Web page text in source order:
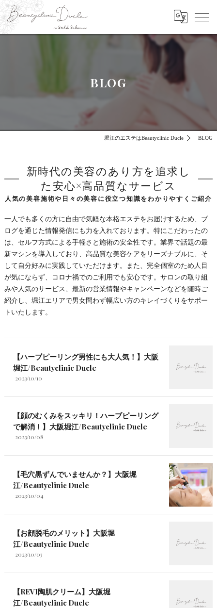
BLOG
堀江のエステはBeautyclinic Ducle BLOG
新時代の美容のあり方を追求し
た安心×高品質なサービス
人気の美容施術や日々の美容に役立つ知識をわかりやすくご紹介
一人でも多くの方に自由で気軽な本格エステをお届けするため、ブ
ログを通じた情報発信にも力を入れております。特にこだわったの
は、セルフ方式による手軽さと施術の安全性です。業界で話題の最
新マシンを導入しており、高品質な美容ケアをリーズナブルに、そ
して自分好みに実践していただけます。また、完全個室のため人目
が気にならず、コロナ禍でのご利用でも安心です。サロンの取り組
みや人気のサービス、最新の営業情報やキャンペーンなどを随時ご
紹介し、堀江エリアで男女問わず幅広い方のキレイづくりをサポー
トいたします。
【ハーブピーリング男性にも大人気！】大阪
堀江/Beautyclinic Ducle
2023/10/10
【顔のむくみをスッキリ！ハーブピーリング
で解消！】大阪堀江/Beautyclinic Ducle
2023/10/08
【毛穴黒ずんでいませんか？】大阪堀
江/Beautyclinic Ducle
2023/10/04
【お顔脱毛のメリット】大阪堀
江/Beautyclinic Ducle
2023/10/03
【REVI陶肌クリーム】大阪堀
江/Beautyclinic Ducle